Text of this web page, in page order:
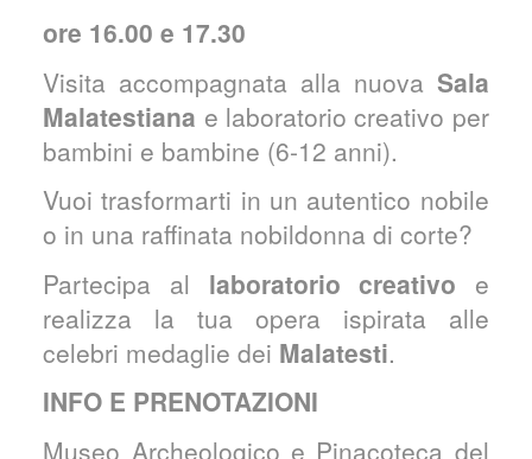
ore 16.00 e 17.30
Visita accompagnata alla nuova Sala
Malatestiana e laboratorio creativo per
bambini e bambine (6-12 anni).
​Vuoi trasformarti in un autentico nobile
o in una raffinata nobildonna di corte?
Partecipa al laboratorio creativo e
realizza la tua opera ispirata alle
celebri medaglie dei Malatesti.
INFO E PRENOTAZIONI
Museo Archeologico e Pinacoteca del